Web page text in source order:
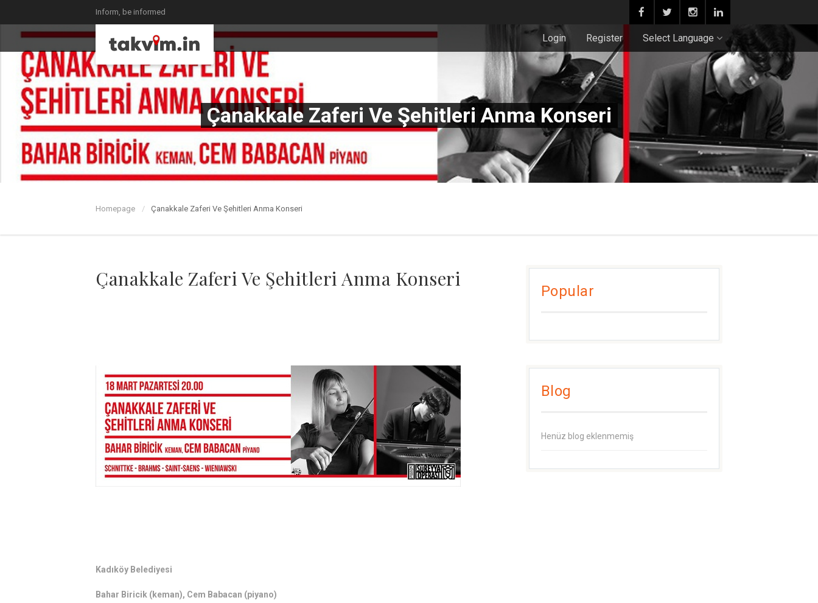
Inform, be informed
Login Register Select Language
Çanakkale Zaferi Ve Şehitleri Anma Konseri
Homepage Çanakkale Zaferi Ve Şehitleri Anma Konseri
Çanakkale Zaferi Ve Şehitleri Anma Konseri
Kadıköy Belediyesi
Bahar Biricik (keman), Cem Babacan (piyano)
Popular
Blog
Henüz blog eklenmemiş